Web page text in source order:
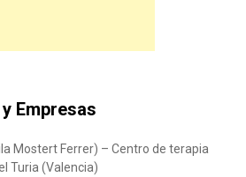
Empresas
Mostert Ferrer) – Centro de terapia
Turia (Valencia)